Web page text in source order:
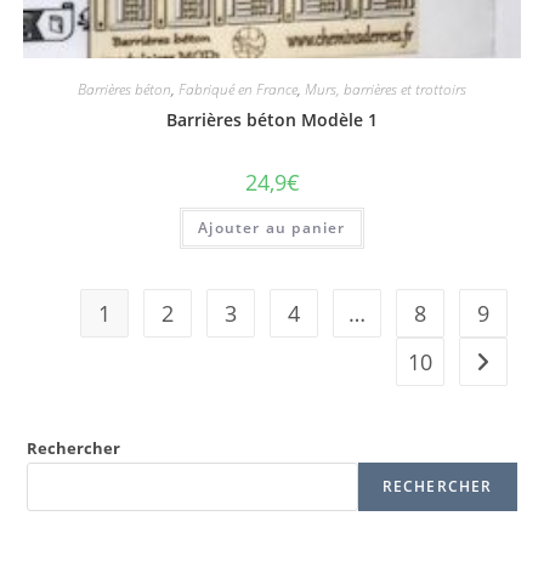
Barrières béton, Fabriqué en France, Murs, barrières et trottoirs
Barrières béton Modèle 1
24,9€
Ajouter au panier
1 2 3 4 … 8
9
10
Rechercher
RECHERCHER